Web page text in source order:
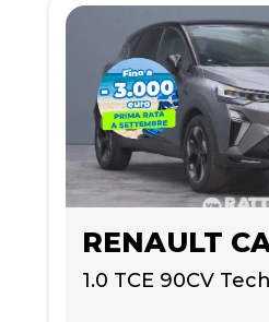
RENAULT
1.0 TCE 90CV